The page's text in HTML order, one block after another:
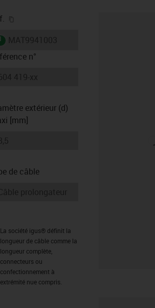
igus-icon-lieferzeit
n°
extérieur (d)
[mm]
de câble
icon-info
La société igus® définit la
longueur de câble comme la
longueur complète,
connecteurs ou
confectionnement à
extrémité nue compris.